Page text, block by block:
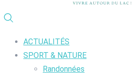
ACTUALITÉS
SPORT & NATURE
Randonnées